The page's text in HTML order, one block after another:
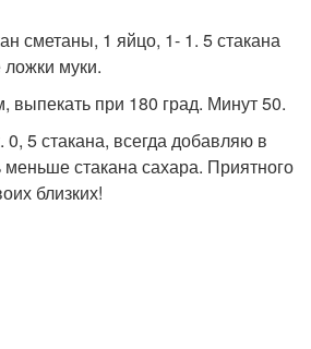
сметаны, 1 яйцо, 1- 1. 5 стакана
муки.
выпекать при 180 град. Минут 50.
0, 5 стакана, всегда добавляю в
меньше стакана сахара. Приятного
близких!